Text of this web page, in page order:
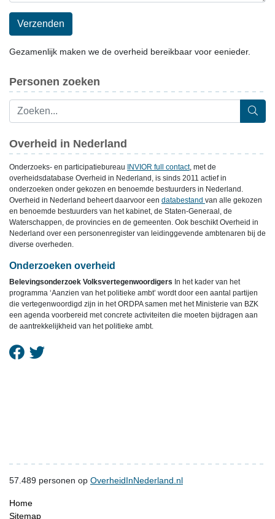
Verzenden
Gezamenlijk maken we de overheid bereikbaar voor eenieder.
Personen zoeken
Overheid in Nederland
Onderzoeks- en participatiebureau INVIOR full contact, met de
overheidsdatabase Overheid in Nederland, is sinds 2011 actief in
onderzoeken onder gekozen en benoemde bestuurders in Nederland.
Overheid in Nederland beheert daarvoor een databestand van alle gekozen
en benoemde bestuurders van het kabinet, de Staten-Generaal, de
Waterschappen, de provincies en de gemeenten. Ook beschikt Overheid in
Nederland over een personenregister van leidinggevende ambtenaren bij de
diverse overheden.
Onderzoeken overheid
Belevingsonderzoek Volksvertegenwoordigers In het kader van het
programma ‘Aanzien van het politieke ambt’ wordt door een aantal partijen
die vertegenwoordigd zijn in het ORDPA samen met het Ministerie van BZK
een agenda voorbereid met concrete activiteiten die moeten bijdragen aan
de aantrekkelijkheid van het politieke ambt.
57.489 personen op OverheidInNederland.nl
Home
Sitemap